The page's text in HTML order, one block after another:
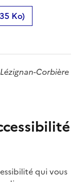
Ko)
Corbière
qui vous